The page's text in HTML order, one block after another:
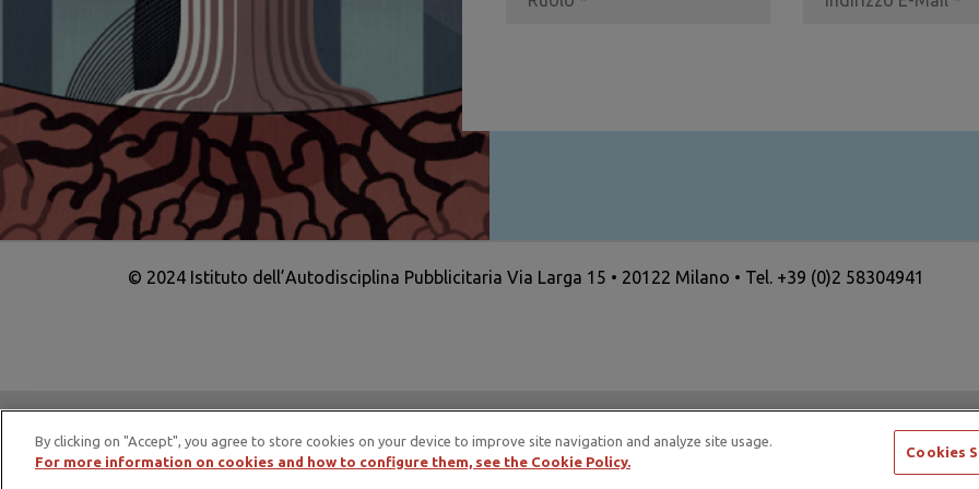
© 2024 Istituto dell’Autodisciplina Pubblicitaria Via Larga 15 • 20122 Milano • Tel. +39 (0)2 58304941
IAP è membro di EASA – European Advertising Standards Alliance e di ICAS – International Council
By clicking on "Accept", you agree to store cookies on your device to improve site navigation and analyze site usage.
For more information on cookies and how to configure them, see the Cookie Policy.
Cookies